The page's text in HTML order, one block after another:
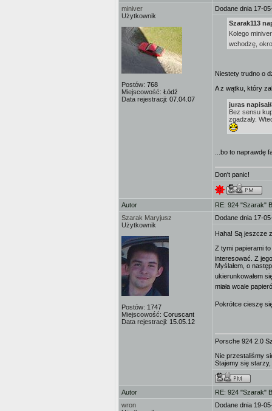
miniver
Użytkownik
Postów: 768
Miejscowość: Łódź
Data rejestracji: 07.04.07
Dodane dnia 17-
Szarak113
Kolego
wchodzę,
Niestety trudno o
A z wątku, który
juras
Bez sensu
zgadzały.
...bo to naprawdę
Don't panic!
Autor
RE: 924 "Szarak"
Szarak Maryjusz
Użytkownik
Postów: 1747
Miejscowość: Coruscant
Data rejestracji: 15.05.12
Dodane dnia 17-
Haha! Są jeszcze
Z tymi papierami
interesować. Z
Myślałem, o
ukierunkowałem
miała wcale
Pokrótce cieszę
Porsche 924 2.0
Nie przestaliśmy
Stajemy się
Autor
RE: 924 "Szarak"
wron
Dodane dnia 19-